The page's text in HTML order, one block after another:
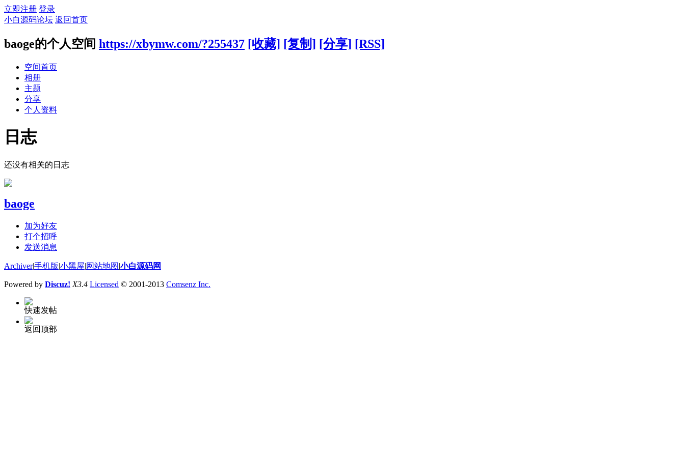
立即注册 登录
小白源码论坛 返回首页
baoge的个人空间 https://xbymw.com/?255437 [收藏] [复制] [分享] [RSS]
空间首页
相册
主题
分享
个人资料
日志
还没有相关的日志
baoge
加为好友
打个招呼
发送消息
Archiver|手机版|小黑屋|网站地图|小白源码网
Powered by Discuz! X3.4 Licensed © 2001-2013 Comsenz Inc.
快速发帖
返回顶部